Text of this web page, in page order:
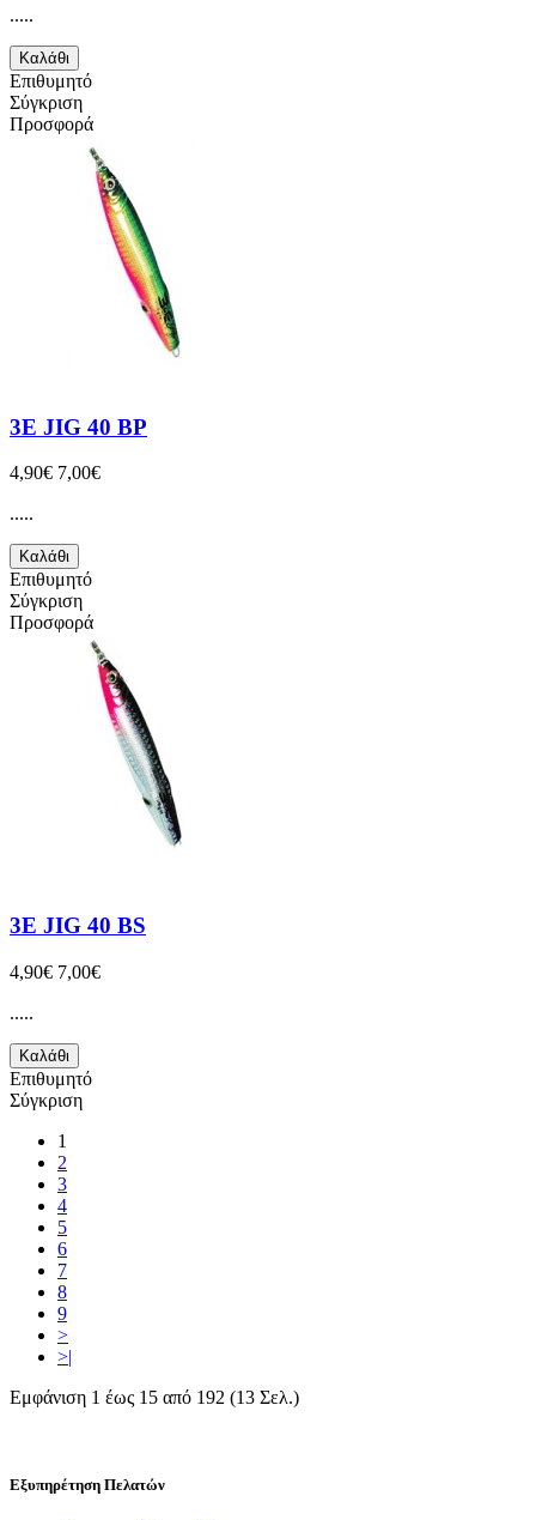
.....
Καλάθι
Επιθυμητό
Σύγκριση
Προσφορά
3E JIG 40 BP
4,90€ 7,00€
.....
Καλάθι
Επιθυμητό
Σύγκριση
Προσφορά
3E JIG 40 BS
4,90€ 7,00€
.....
Καλάθι
Επιθυμητό
Σύγκριση
1
2
3
4
5
6
7
8
9
>
>|
Εμφάνιση 1 έως 15 από 192 (13 Σελ.)
Εξυπηρέτηση Πελατών